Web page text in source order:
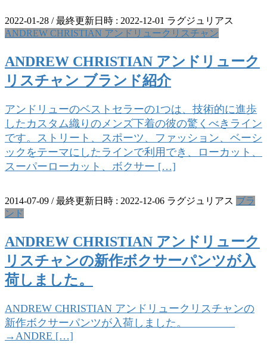
2022-01-28 / 最終更新日時 : 2022-12-01 ラグジュリアス
ANDREW CHRISTIAN アンドリュークリスチャン
ANDREW CHRISTIAN アンドリューク
リスチャン ブランド紹介
アンドリューのベストセラーの1つは、技術的に進歩
したカスタム織りのメンズ下着の彼の驚くべきライン
です。ストリート、スポーツ、ファッション、ベーシ
ックをテーマにしたラインで利用でき、ローカット、
スーパーローカット、ボクサー […]
2014-07-09 / 最終更新日時 : 2022-12-06 ラグジュリアス ブラ
ンド
ANDREW CHRISTIAN アンドリューク
リスチャンの新作ボクサーパンツが入
荷しました。
ANDREW CHRISTIAN アンドリュークリスチャンの
新作ボクサーパンツが入荷しました。
→ANDRE […]